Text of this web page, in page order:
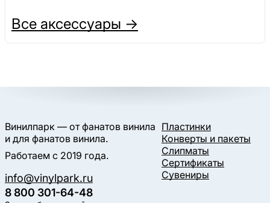
Все аксессуары →
Винилпарк — от фанатов винила
и для фанатов винила.
Работаем с 2019 года.
info@vinylpark.ru
8 800 301-64-48
Пластинки
Конверты и пакеты
Слипматы
Сертификаты
Сувениры